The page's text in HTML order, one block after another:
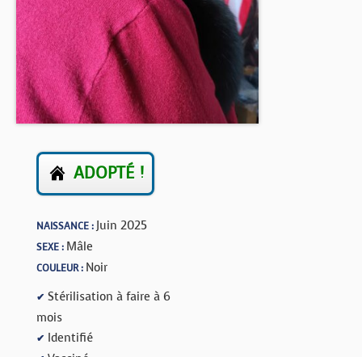
FORUM
ADOPTÉ !
NAISSANCE : Juin 2025
SEXE : Mâle
COULEUR : Noir
✔ Stérilisation à faire à 6
mois
✔ Identifié